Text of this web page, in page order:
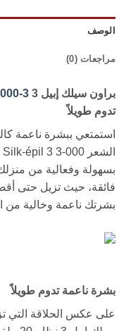
الوصف
مراجعات (0)
براون سيلك إبيل 3 3-000
تدوم طويلاً
استمتعي ببشرة ناعمة
بسهولة وفعالية من
فائقة، حيث تزيل حتى
بشرتك ناعمة وخالية من
بشرة ناعمة تدوم طويلاً
على عكس الحلاقة التي